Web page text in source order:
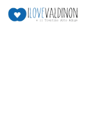
Salta al contenuto